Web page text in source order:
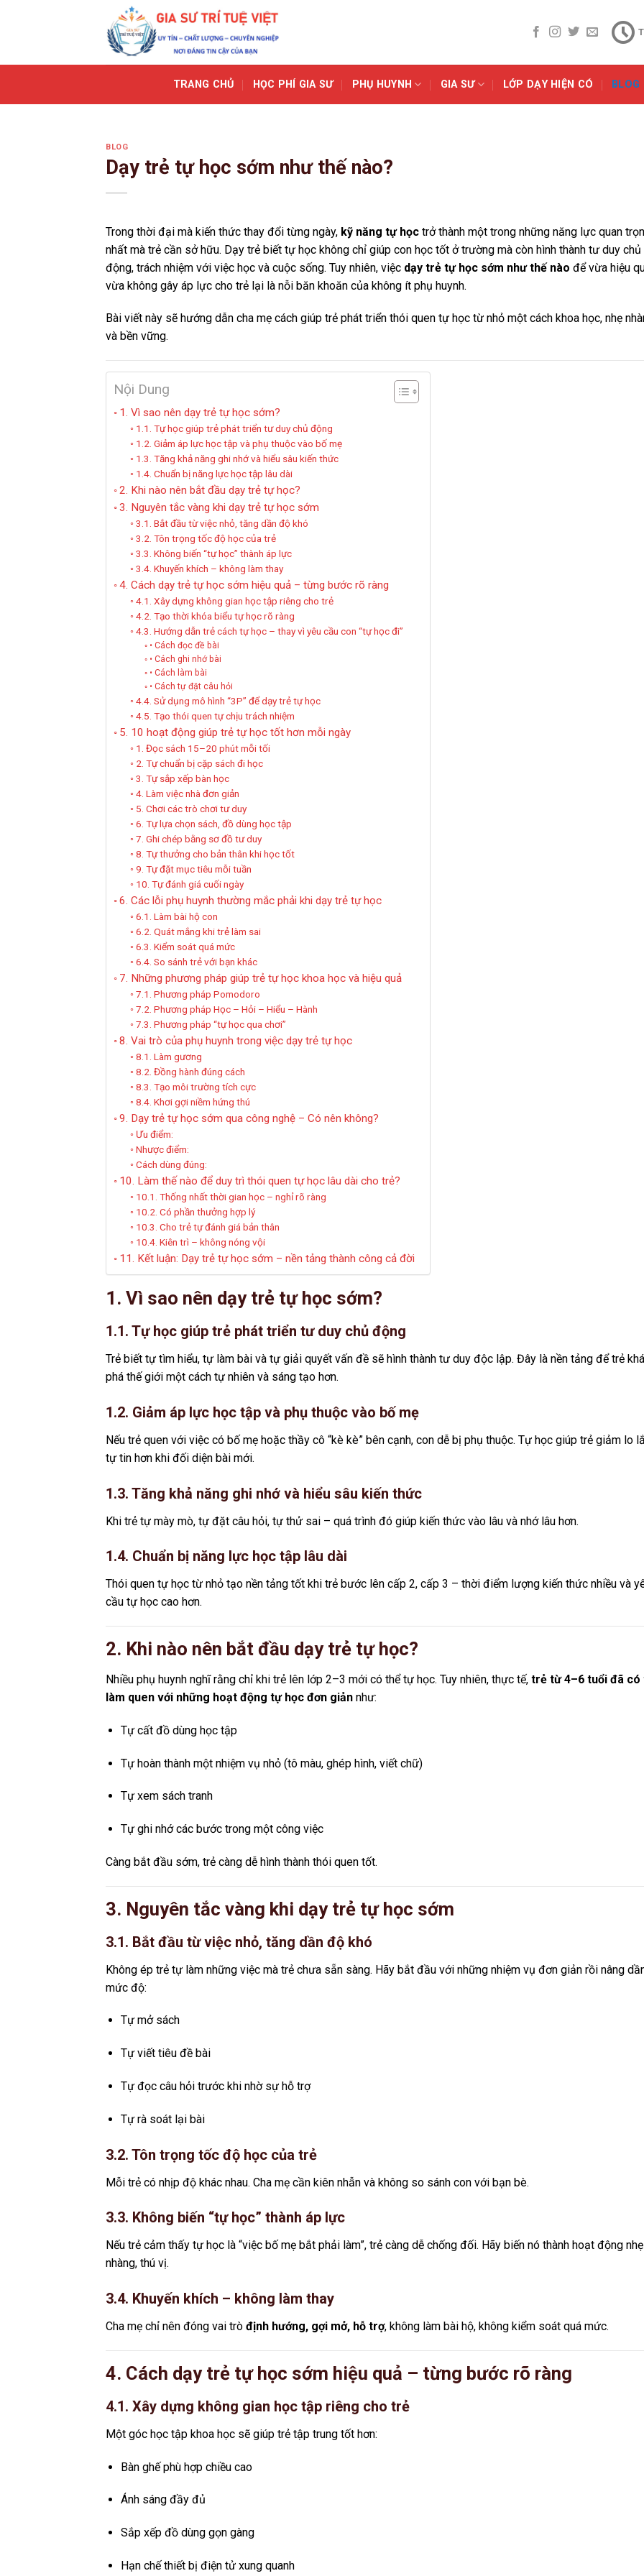
TRANG CHỦ HỌC PHÍ GIA SƯ PHỤ HUYNH GIA SƯ LỚP DẠY HIỆN CÓ BLOG
BLOG
Dạy trẻ tự học sớm như thế nào?
Trong thời đại mà kiến thức thay đổi từng ngày, kỹ năng tự học trở thành một trong những năng lực quan
nhất mà trẻ cần sở hữu. Dạy trẻ biết tự học không chỉ giúp con học tốt ở trường mà còn hình thành tư duy chủ
động, trách nhiệm với việc học và cuộc sống. Tuy nhiên, việc dạy trẻ tự học sớm như thế nào để vừa hiệu
vừa không gây áp lực cho trẻ lại là nỗi băn khoăn của không ít phụ huynh.
Bài viết này sẽ hướng dẫn cha mẹ cách giúp trẻ phát triển thói quen tự học từ nhỏ một cách khoa học, nhẹ
và bền vững.
Nội Dung
1. Vì sao nên dạy trẻ tự học sớm?
1.1. Tự học giúp trẻ phát triển tư duy chủ động
1.2. Giảm áp lực học tập và phụ thuộc vào bố mẹ
1.3. Tăng khả năng ghi nhớ và hiểu sâu kiến thức
1.4. Chuẩn bị năng lực học tập lâu dài
2. Khi nào nên bắt đầu dạy trẻ tự học?
3. Nguyên tắc vàng khi dạy trẻ tự học sớm
3.1. Bắt đầu từ việc nhỏ, tăng dần độ khó
3.2. Tôn trọng tốc độ học của trẻ
3.3. Không biến “tự học” thành áp lực
3.4. Khuyến khích – không làm thay
4. Cách dạy trẻ tự học sớm hiệu quả – từng bước rõ ràng
4.1. Xây dựng không gian học tập riêng cho trẻ
4.2. Tạo thời khóa biểu tự học rõ ràng
4.3. Hướng dẫn trẻ cách tự học – thay vì yêu cầu con “tự học đi”
• Cách đọc đề bài
• Cách ghi nhớ bài
• Cách làm bài
• Cách tự đặt câu hỏi
4.4. Sử dụng mô hình “3P” để dạy trẻ tự học
4.5. Tạo thói quen tự chịu trách nhiệm
5. 10 hoạt động giúp trẻ tự học tốt hơn mỗi ngày
1. Đọc sách 15–20 phút mỗi tối
2. Tự chuẩn bị cặp sách đi học
3. Tự sắp xếp bàn học
4. Làm việc nhà đơn giản
5. Chơi các trò chơi tư duy
6. Tự lựa chọn sách, đồ dùng học tập
7. Ghi chép bằng sơ đồ tư duy
8. Tự thưởng cho bản thân khi học tốt
9. Tự đặt mục tiêu mỗi tuần
10. Tự đánh giá cuối ngày
6. Các lỗi phụ huynh thường mắc phải khi dạy trẻ tự học
6.1. Làm bài hộ con
6.2. Quát mắng khi trẻ làm sai
6.3. Kiểm soát quá mức
6.4. So sánh trẻ với bạn khác
7. Những phương pháp giúp trẻ tự học khoa học và hiệu quả
7.1. Phương pháp Pomodoro
7.2. Phương pháp Học – Hỏi – Hiểu – Hành
7.3. Phương pháp “tự học qua chơi”
8. Vai trò của phụ huynh trong việc dạy trẻ tự học
8.1. Làm gương
8.2. Đồng hành đúng cách
8.3. Tạo môi trường tích cực
8.4. Khơi gợi niềm hứng thú
9. Dạy trẻ tự học sớm qua công nghệ – Có nên không?
Ưu điểm:
Nhược điểm:
Cách dùng đúng:
10. Làm thế nào để duy trì thói quen tự học lâu dài cho trẻ?
10.1. Thống nhất thời gian học – nghỉ rõ ràng
10.2. Có phần thưởng hợp lý
10.3. Cho trẻ tự đánh giá bản thân
10.4. Kiên trì – không nóng vội
11. Kết luận: Dạy trẻ tự học sớm – nền tảng thành công cả đời
1. Vì sao nên dạy trẻ tự học sớm?
1.1. Tự học giúp trẻ phát triển tư duy chủ động
Trẻ biết tự tìm hiểu, tự làm bài và tự giải quyết vấn đề sẽ hình thành tư duy độc lập. Đây là nền tảng để trẻ
phá thế giới một cách tự nhiên và sáng tạo hơn.
1.2. Giảm áp lực học tập và phụ thuộc vào bố mẹ
Nếu trẻ quen với việc có bố mẹ hoặc thầy cô “kè kè” bên cạnh, con dễ bị phụ thuộc. Tự học giúp trẻ giảm lo
tự tin hơn khi đối diện bài mới.
1.3. Tăng khả năng ghi nhớ và hiểu sâu kiến thức
Khi trẻ tự mày mò, tự đặt câu hỏi, tự thử sai – quá trình đó giúp kiến thức vào lâu và nhớ lâu hơn.
1.4. Chuẩn bị năng lực học tập lâu dài
Thói quen tự học từ nhỏ tạo nền tảng tốt khi trẻ bước lên cấp 2, cấp 3 – thời điểm lượng kiến thức nhiều và
cầu tự học cao hơn.
2. Khi nào nên bắt đầu dạy trẻ tự học?
Nhiều phụ huynh nghĩ rằng chỉ khi trẻ lên lớp 2–3 mới có thể tự học. Tuy nhiên, thực tế, trẻ từ 4–6 tuổi đã có
làm quen với những hoạt động tự học đơn giản như:
Tự cất đồ dùng học tập
Tự hoàn thành một nhiệm vụ nhỏ (tô màu, ghép hình, viết chữ)
Tự xem sách tranh
Tự ghi nhớ các bước trong một công việc
Càng bắt đầu sớm, trẻ càng dễ hình thành thói quen tốt.
3. Nguyên tắc vàng khi dạy trẻ tự học sớm
3.1. Bắt đầu từ việc nhỏ, tăng dần độ khó
Không ép trẻ tự làm những việc mà trẻ chưa sẵn sàng. Hãy bắt đầu với những nhiệm vụ đơn giản rồi nâng
mức độ:
Tự mở sách
Tự viết tiêu đề bài
Tự đọc câu hỏi trước khi nhờ sự hỗ trợ
Tự rà soát lại bài
3.2. Tôn trọng tốc độ học của trẻ
Mỗi trẻ có nhịp độ khác nhau. Cha mẹ cần kiên nhẫn và không so sánh con với bạn bè.
3.3. Không biến “tự học” thành áp lực
Nếu trẻ cảm thấy tự học là “việc bố mẹ bắt phải làm”, trẻ càng dễ chống đối. Hãy biến nó thành hoạt động nhẹ
nhàng, thú vị.
3.4. Khuyến khích – không làm thay
Cha mẹ chỉ nên đóng vai trò định hướng, gợi mở, hỗ trợ, không làm bài hộ, không kiểm soát quá mức.
4. Cách dạy trẻ tự học sớm hiệu quả – từng bước rõ ràng
4.1. Xây dựng không gian học tập riêng cho trẻ
Một góc học tập khoa học sẽ giúp trẻ tập trung tốt hơn:
Bàn ghế phù hợp chiều cao
Ánh sáng đầy đủ
Sắp xếp đồ dùng gọn gàng
Hạn chế thiết bị điện tử xung quanh